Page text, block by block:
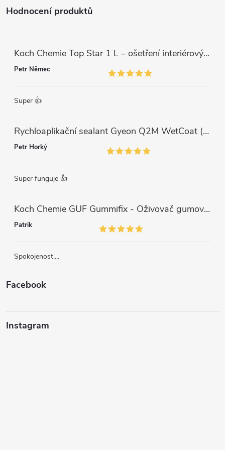
Hodnocení produktů
Koch Chemie Top Star 1 L – ošetření interiérových plastů, ochrana a matný vzhled
Petr Němec
Super 👍
Rychloaplikační sealant Gyeon Q2M WetCoat (1 L)
Petr Horký
Super funguje 👍
Koch Chemie GUF Gummifix - Oživovač gumových koberců (1000ml)
Patrik
Spokojenost....
Facebook
Instagram